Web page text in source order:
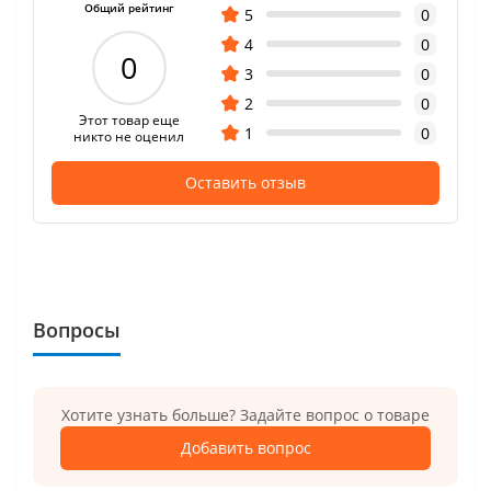
Общий рейтинг
0
Этот товар еще
никто не оценил
5
0
4
0
3
0
2
0
1
0
Оставить отзыв
Вопросы
Хотите узнать больше? Задайте вопрос о товаре
Добавить вопрос